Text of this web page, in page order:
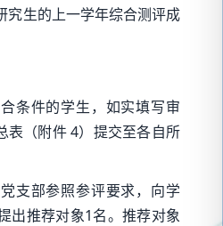
究生的上一学年综合测评成
条件的学生，如实填写审
表（附件 4）提交至各自所
支部参照参评要求，向学
出推荐对象1名。推荐对象